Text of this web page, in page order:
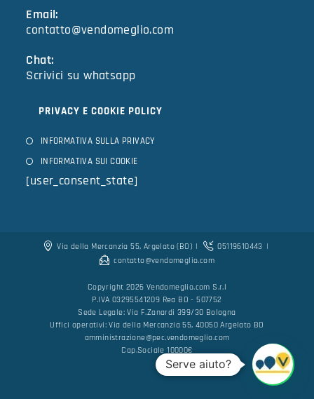
Email:
contatto@vendomeglio.com
Chat:
Scrivici su whatsapp
PRIVACY E COOKIE POLICY
INFORMATIVA SULLA PRIVACY
INFORMATIVA SUI COOKIE
[user_consent_state]
Via della Mercanzia 55, Argelato (BO)
05119610443
contatto@vendomeglio.com
Copyright 2026 Vendomeglio.com S.r.l
P.IVA 03295541209 Rea BO - 507752
Sede Legale: Via F.Zanardi 399/30 Bologna
Uffici operativi: Via della Mercanzia 55, 40050 Argelato BO
amministrazione@pec.vendomeglio.com
Cap.Sociale 10000€
Serve aiuto?